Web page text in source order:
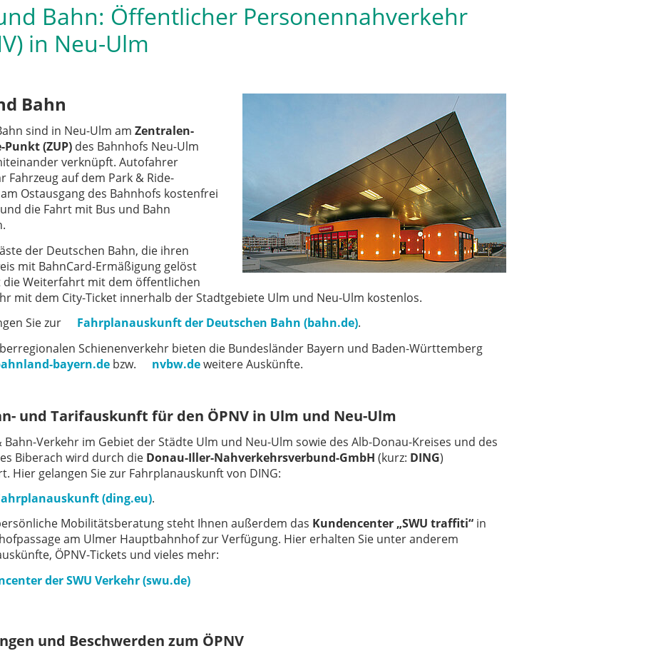
Bahn: Öffentlicher Personennahverkehr
in Neu-Ulm
Bahn
sind in Neu-Ulm am Zentralen-
Punkt (ZUP)des Bahnhofs Neu-Ulm
verknüpft. Autofahrer
Fahrzeug auf dem Park & Ride-
Ostausgang des Bahnhofs kostenfrei
die Fahrt mit Bus und Bahn
der Deutschen Bahn, die ihren
mit BahnCard-Ermäßigung gelöst
die Weiterfahrt mit dem öffentlichen
mit dem City-Ticket innerhalb der Stadtgebiete Ulm und Neu-Ulm kostenlos.
Sie zur
Fahrplanauskunft der Deutschen Bahn (bahn.de).
Schienenverkehr bieten die Bundesländer Bayern und Baden-Württemberg
bayern.debzw. nvbw.deweitere Auskünfte.
und Tarifauskunft für den ÖPNV in Ulm und Neu-Ulm
Bahn-Verkehr im Gebiet der Städte Ulm und Neu-Ulm sowie des Alb-Donau-Kreises und des
Biberach wird durch die Donau-Iller-Nahverkehrsverbund-GmbH (kurz: DING)
Hier gelangen Sie zur Fahrplanauskunft von DING:
(ding.eu).
Mobilitätsberatung steht Ihnen außerdem das Kundencenter „SWU traffiti“ in
am Ulmer Hauptbahnhof zur Verfügung. Hier erhalten Sie unter anderem
ÖPNV-Tickets und vieles mehr:
der SWU Verkehr (swu.de)
und Beschwerden zum ÖPNV